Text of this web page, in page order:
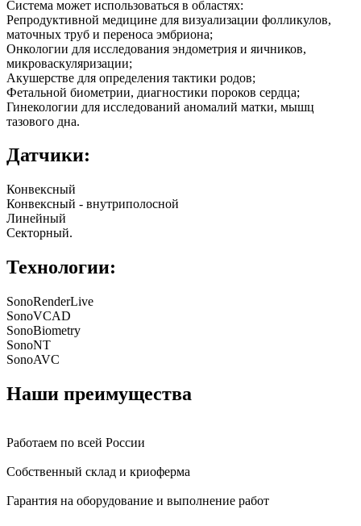
Система может использоваться в областях:
Репродуктивной медицине для визуализации фолликулов,
маточных труб и переноса эмбриона;
Онкологии для исследования эндометрия и яичников,
микроваскуляризации;
Акушерстве для определения тактики родов;
Фетальной биометрии, диагностики пороков сердца;
Гинекологии для исследований аномалий матки, мышц
тазового дна.
Датчики:
Конвексный
Конвексный - внутриполосной
Линейный
Секторный.
Технологии:
SonoRenderLive
SonoVCAD
SonoBiometry
SonoNT
SonoAVC
Наши преимущества
Работаем по всей России
Собственный склад и криоферма
Гарантия на оборудование и выполнение работ